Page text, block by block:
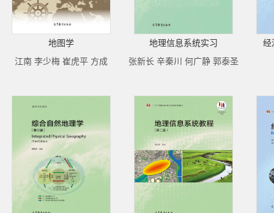
地图学
江南 李少梅 崔虎平 方成
地理信息系统实习
张新长 辛秦川 何广静 郭泰圣
经